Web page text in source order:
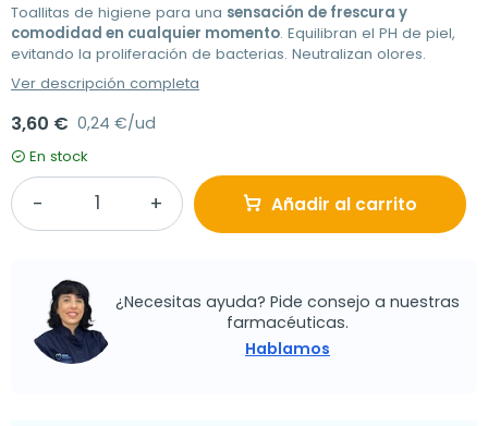
Toallitas de higiene para una sensación de frescura y
comodidad en cualquier momento. Equilibran el PH de piel,
evitando la proliferación de bacterias. Neutralizan olores.
Ver descripción completa
3,60 € 0,24 €/ud
En stock
Añadir al carrito
¿Necesitas ayuda? Pide consejo a nuestras
farmacéuticas.
Hablamos